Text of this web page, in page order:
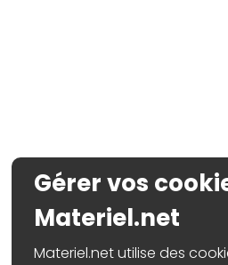
Gérer vos
Materiel.net
Materiel.net utilise des